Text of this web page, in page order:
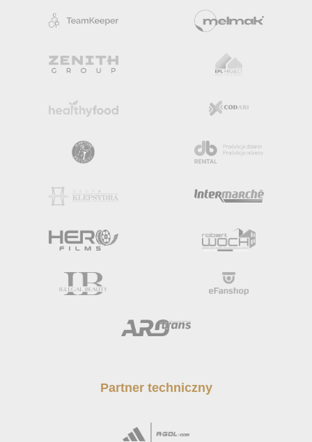
Partner techniczny